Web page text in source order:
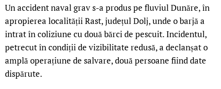
Un accident naval grav s-a produs pe fluviul Dunăre, în
apropierea localității Rast, județul Dolj, unde o barjă a
intrat în coliziune cu două bărci de pescuit. Incidentul,
petrecut în condiții de vizibilitate redusă, a declanșat o
amplă operațiune de salvare, două persoane fiind date
dispărute.